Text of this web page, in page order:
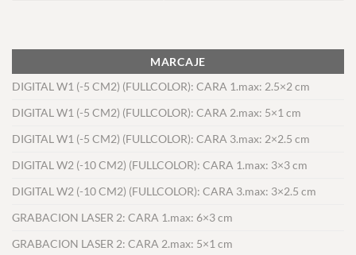
MARCAJE
DIGITAL W1 (-5 CM2) (FULLCOLOR): CARA 1.max: 2.5×2 cm
DIGITAL W1 (-5 CM2) (FULLCOLOR): CARA 2.max: 5×1 cm
DIGITAL W1 (-5 CM2) (FULLCOLOR): CARA 3.max: 2×2.5 cm
DIGITAL W2 (-10 CM2) (FULLCOLOR): CARA 1.max: 3×3 cm
DIGITAL W2 (-10 CM2) (FULLCOLOR): CARA 3.max: 3×2.5 cm
GRABACION LASER 2: CARA 1.max: 6×3 cm
GRABACION LASER 2: CARA 2.max: 5×1 cm